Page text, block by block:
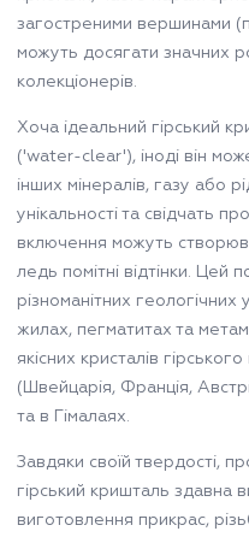
загостреними вершинами
можуть досягати значних
колекціонерів.
Хоча ідеальний гірський
('water-clear'), іноді він
інших мінералів, газу або
унікальності та свідчать
включення можуть
ледь помітні відтінки.
різноманітних
жилах, пегматитах та
якісних кристалів
(Швейцарія, Франція,
та в Гімалаях.
Завдяки своїй твердості,
гірський кришталь здавна
виготовлення прикрас,